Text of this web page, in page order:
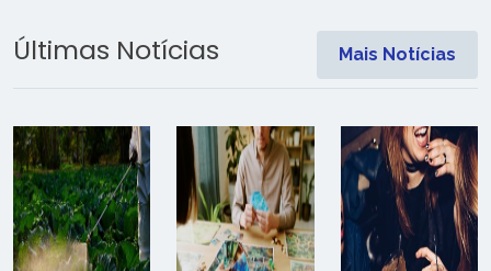
Últimas Notícias Mais Notícias